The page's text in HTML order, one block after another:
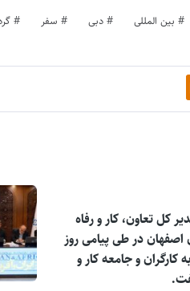
بین المللی دبی سفر
کل تعاون، کار و رفاه
اصفهان در طی پیامی روز
کارگران و جامعه کار و